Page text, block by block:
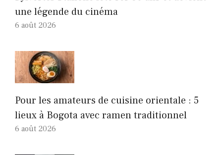
une légende du cinéma
6 août 2026
Pour les amateurs de cuisine orientale : 5
lieux à Bogota avec ramen traditionnel
6 août 2026